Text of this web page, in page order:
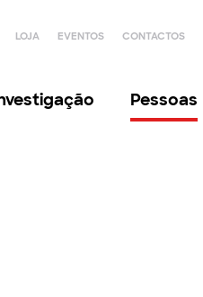
LOJA EVENTOS CONTACTOS
Pessoas